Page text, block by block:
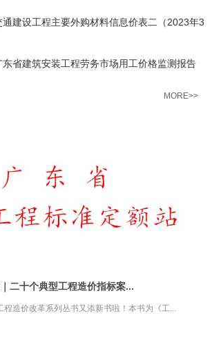
通建设工程主要外购材料信息价表二（2023年3
省建筑安装工程劳务市场用工价格监测报告
MORE>>
二十个典型工程造价指标案...
程造价改革系列丛书又添新书啦！本书为《工...